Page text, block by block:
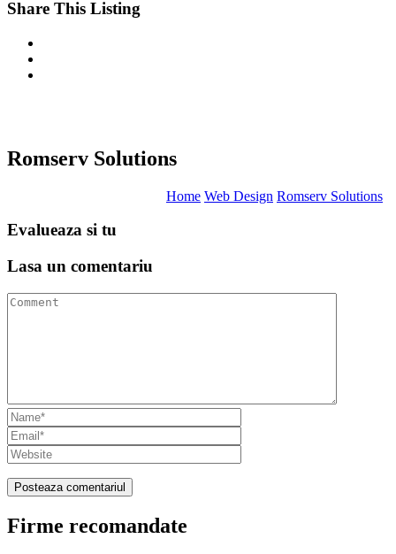
Share This Listing
Romserv Solutions
Home Web Design Romserv Solutions
Evalueaza si tu
Lasa un comentariu
Firme recomandate